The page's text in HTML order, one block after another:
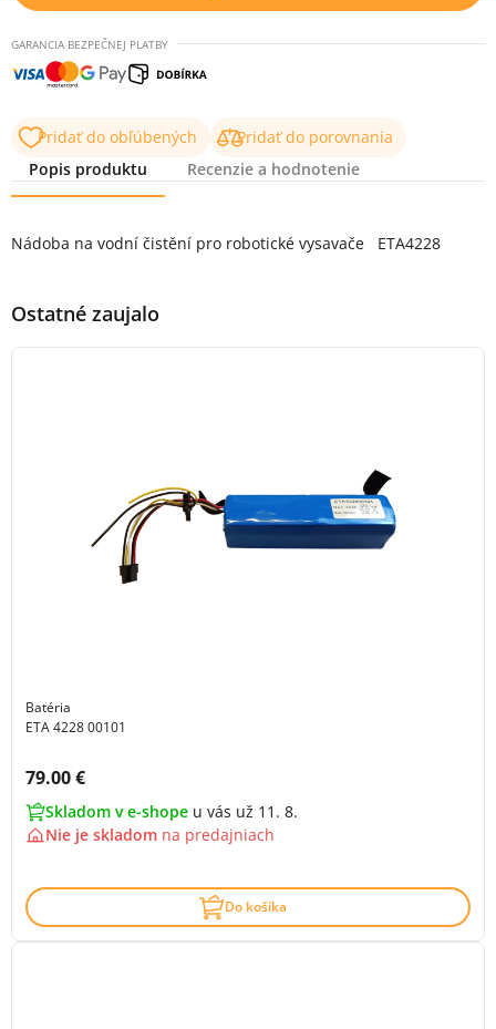
GARANCIA BEZPEČNEJ PLATBY
Pridať do obľúbených
Pridať do porovnania
Popis produktu
Recenzie a hodnotenie
Nádoba na vodní čistění pro robotické vysavače ETA4228
Ostatné zaujalo
Batéria
ETA 4228 00101
Cena s DPH:
79.00 €
Skladom v e-shope u vás už 11. 8.
Nie je skladom na predajniach
Do košíka